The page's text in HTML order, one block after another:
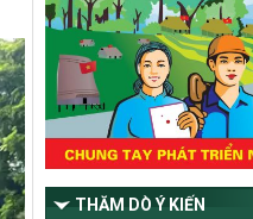
Quyết định Ban hành Kế
thực hiện Chương trình
xây dựng nông thôn
bền vững và phát triển
vùng đồng bào dân tộc
núi giai đoạn 2026-
năm 2026 đến năm 2030
14/2026/TT-BNNMT
Hướng dẫn thực hiện
THĂM DÒ Ý KIẾN